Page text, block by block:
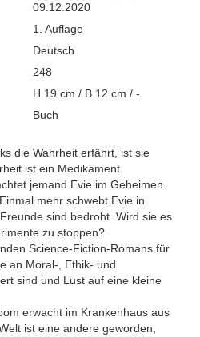
09.12.2020
1. Auflage
Deutsch
248
H 19 cm / B 12 cm / -
Buch
die Wahrheit erfährt, ist sie
ist ein Medikament
jemand Evie im Geheimen.
mehr schwebt Evie in
sind bedroht. Wird sie es
zu stoppen?
Science-Fiction-Romans für
an Moral-, Ethik- und
sind und Lust auf eine kleine
erwacht im Krankenhaus aus
ist eine andere geworden,